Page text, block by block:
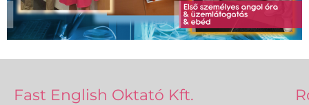
Fast English Oktató Kft.